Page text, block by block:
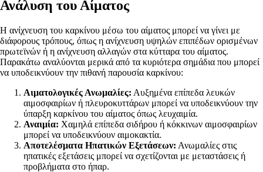
Ανάλυση του Αίματος
Η ανίχνευση του καρκίνου μέσω του αίματος μπορεί να γίνει με
διάφορους τρόπους, όπως η ανίχνευση υψηλών επιπέδων ορισμένων
πρωτεϊνών ή η ανίχνευση αλλαγών στα κύτταρα του αίματος.
Παρακάτω αναλύονται μερικά από τα κυριότερα σημάδια που μπορεί
να υποδεικνύουν την πιθανή παρουσία καρκίνου:
Αιματολογικές Ανωμαλίες: Αυξημένα επίπεδα λευκών
αιμοσφαιρίων ή πλευροκυττάρων μπορεί να υποδεικνύουν την
ύπαρξη καρκίνου του αίματος όπως λευχαιμία.
Αναιμία: Χαμηλά επίπεδα σιδήρου ή κόκκινων αιμοσφαιρίων
μπορεί να υποδεικνύουν αιμοκακτία.
Αποτελέσματα Ηπατικών Εξετάσεων: Ανωμαλίες στις
ηπατικές εξετάσεις μπορεί να σχετίζονται με μεταστάσεις ή
προβλήματα στο ήπαρ.